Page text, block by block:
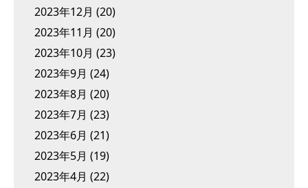
2023年12月 (20)
2023年11月 (20)
2023年10月 (23)
2023年9月 (24)
2023年8月 (20)
2023年7月 (23)
2023年6月 (21)
2023年5月 (19)
2023年4月 (22)